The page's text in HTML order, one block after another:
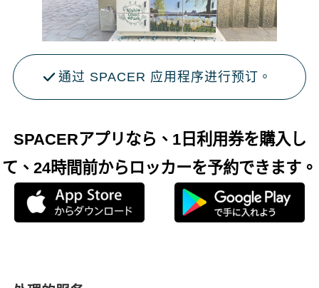
通过 SPACER 应用程序进行预订。
SPACERアプリなら、1日利用券を購入し
て、24時間前からロッカーを予約できます。